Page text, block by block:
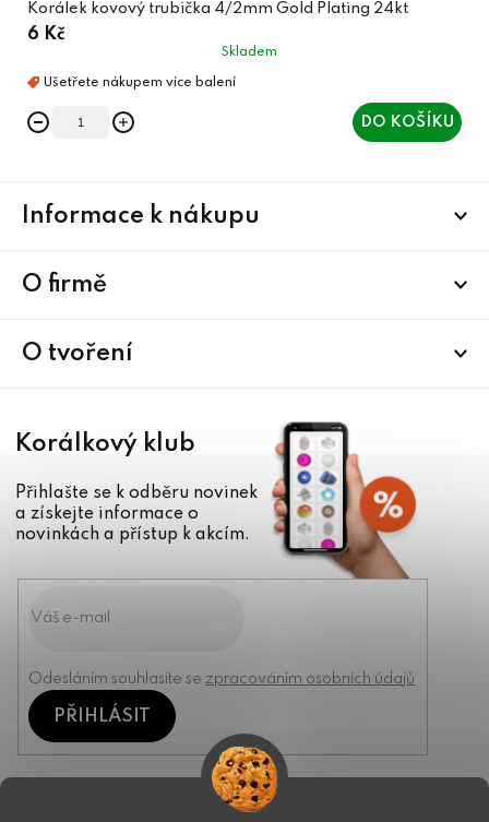
Korálek kovový trubička 4/2mm Gold Plating 24kt
6 Kč
Skladem
DO KOŠÍKU
Informace k nákupu
O firmě
O tvoření
Korálkový klub
Přihlašte se k odběru novinek
a získejte informace o
novinkách a přístup k akcím.
Odesláním souhlasíte se zpracováním osobních údajů
PŘIHLÁSIT